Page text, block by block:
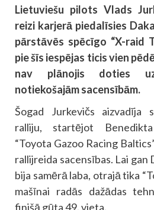
Lietuviešu pilots Vlads
reizi karjerā piedalīsies
pārstāvēs spēcīgo “X-raid
pie šīs iespējas ticis vien
nav plānojis doties
notiekošajām sacensībām.
Šogad Jurkevičs aizvadīja
ralliju, startējot
“Toyota Gazoo Racing
rallijreida sacensības. Lai gan
bija samērā laba, otrajā tika
mašīnai radās dažādas
finišā gūta 49. vieta.